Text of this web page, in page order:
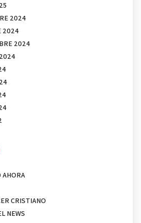
2024
2024
2024
AHORA
CRISTIANO
NEWS